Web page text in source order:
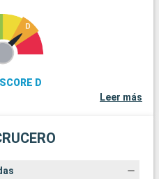
D
Leer más